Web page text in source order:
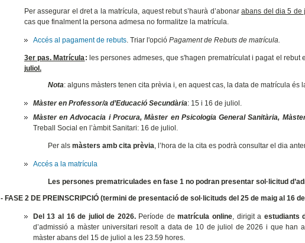
Per assegurar el dret a la matrícula, aquest rebut s’haurà d’abonarabans del dia 5 de
cas que finalment la persona admesa no formalitze la matrícula.
Accés al pagament de rebuts. Triar l'opció Pagament de Rebuts de matrícula.
3er pas. Matrícula: les persones admeses, que s'hagen prematrículat i pagat el
juliol.
Nota: alguns màsters tenen cita prèvia i, en aquest cas, la data de matrícula és
Màster en Professor/a d’Educació Secundària: 15 i 16 de juliol.
Màster en Advocacia i Procura, Màster en Psicologia General Sanitària,
Treball Social en l’àmbit Sanitari: 16 de juliol.
Per als màsters amb cita prèvia, l’hora de la cita es podrà consultar el dia
Accés a la matrícula
Les persones prematriculades en fase 1 no podran presentar sol·licitud
- FASE 2 DE PREINSCRIPCIÓ (termini de presentació de sol·licituds del 25 de maig al 16
Del13 al 16 de juliol de 2026.Període dematrícula online, dirigit a estudiants
d’admissió a màster universitari resolt a data de 10 de juliol de 2026 i que han
màster abans del 15 de juliol a les 23.59 hores.